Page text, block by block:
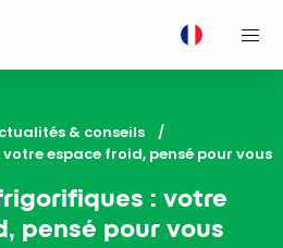
& conseils
espace froid, pensé pour vous
: votre
pensé pour vous